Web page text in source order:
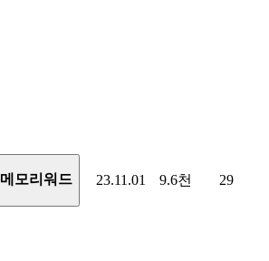
메모리워드 23.11.01 9.6천 29